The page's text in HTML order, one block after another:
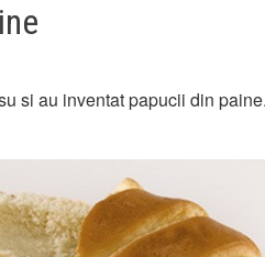
si au inventat papucii din